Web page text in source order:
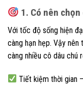
1. Có nên
Với tốc độ sống hiện
càng hạn hẹp. Vậy nên
càng nhiều cô dâu chú
Tiết kiệm thời gian